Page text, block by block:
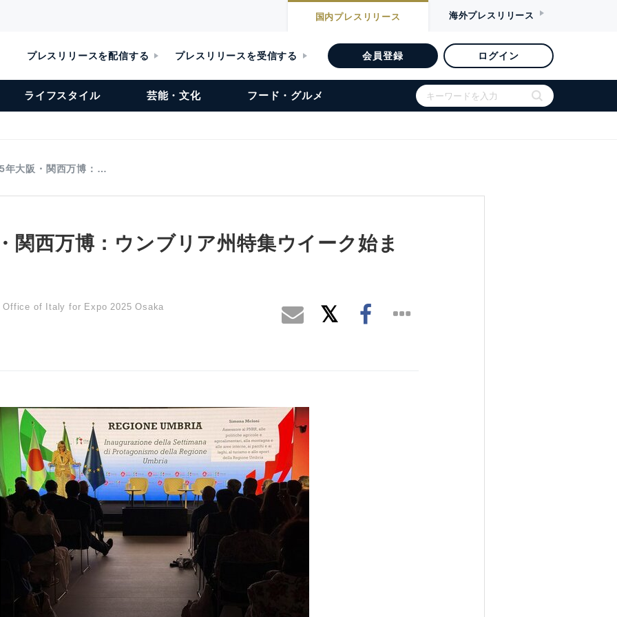
国内プレスリリース 海外プレスリリース
プレスリリースを配信する プレスリリースを受信する 会員登録 ログイン
ライフスタイル 芸能・文化 フード・グルメ
年大阪・関西万博：…
関西万博：ウンブリア州特集ウイーク始ま
Office of Italy for Expo 2025 Osaka